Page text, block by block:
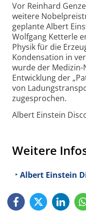
Vor Reinhard
weitere
geplante Albert
Wolfgang Ketterle
Physik für die
Kondensation in
wurde der
Entwicklung der
von
zugesprochen.
Albert Einstein
Weitere
Albert Einstein